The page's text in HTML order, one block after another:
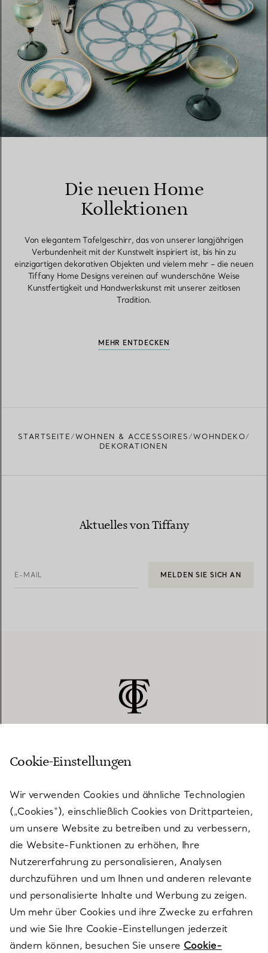
Die neuen Home
Kollektionen
Von elegantem Tafelgeschirr, das von unserer langjährigen
Verbundenheit mit der Kunstwelt inspiriert ist, bis hin zu
einzigartigen dekorativen Objekten und vielem mehr – die neuen
Tiffany Home Designs vereinen auf wunderschöne Weise
Kunstfertigkeit und Handwerkskunst mit unserer zeitlosen
Tradition.
MEHR ENTDECKEN
STARTSEITE WOHNEN & ACCESSOIRES
WOHNDEKO
DEKORATIONEN
Aktuelles von Tiffany
E-MAIL MELDEN SIE SICH AN
KUNDENSERVICE
SERVICES
ÜBER TIFFANY & CO.
RECHTLICHE HINWEISE
Cookie-Einstellungen
Wir verwenden Cookies und ähnliche Technologien
(„Cookies“), einschließlich Cookies von Drittparteien,
um unsere Website zu betreiben und zu verbessern,
die Website-Funktionen zu erhöhen, Ihre
Nutzererfahrung zu personalisieren, Analysen
durchzuführen und um Ihnen und anderen relevante
und personalisierte Inhalte und Werbung zu zeigen.
Um mehr über Cookies und ihre Zwecke zu erfahren
und wie Sie Ihre Cookie-Einstellungen jederzeit
ändern können, besuchen Sie unsere Cookie-